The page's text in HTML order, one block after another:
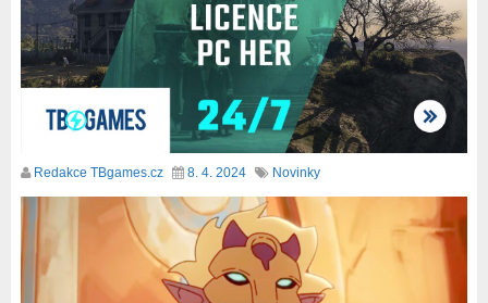
Redakce TBgames.cz 8. 4. 2024 Novinky